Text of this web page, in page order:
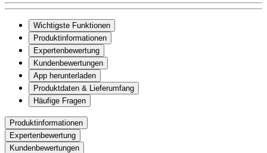
Wichtigste Funktionen
Produktinformationen
Expertenbewertung
Kundenbewertungen
App herunterladen
Produktdaten & Lieferumfang
Häufige Fragen
Produktinformationen
Expertenbewertung
Kundenbewertungen